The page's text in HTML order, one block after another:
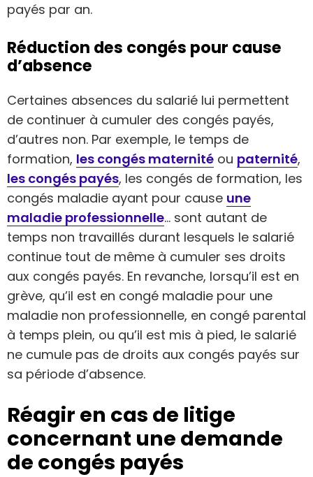
payés par an.
Réduction des congés pour cause
d’absence
Certaines absences du salarié lui permettent
de continuer à cumuler des congés payés,
d’autres non. Par exemple, le temps de
formation, les congés maternité ou paternité,
les congés payés, les congés de formation, les
congés maladie ayant pour cause une
maladie professionnelle… sont autant de
temps non travaillés durant lesquels le salarié
continue tout de même à cumuler ses droits
aux congés payés. En revanche, lorsqu’il est en
grève, qu’il est en congé maladie pour une
maladie non professionnelle, en congé parental
à temps plein, ou qu’il est mis à pied, le salarié
ne cumule pas de droits aux congés payés sur
sa période d’absence.
Réagir en cas de litige
concernant une demande
de congés payés